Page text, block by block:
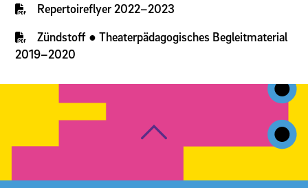
Repertoireflyer 2022–2023
Zündstoff ● Theaterpädagogisches Begleitmaterial
2019–2020